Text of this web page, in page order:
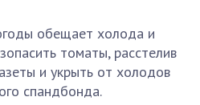
обещает холода и
томаты, расстелив
и укрыть от холодов
спандбонда.